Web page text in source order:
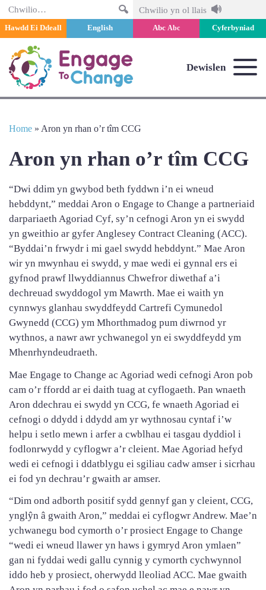
Chwilio Chwilio yn ol llais
Hawdd Ei Ddeall English Abc Abc Cyferbyniad
Dewislen
Home » Aron yn rhan o’r tîm CCG
Aron yn rhan o’r tîm CCG
“Dwi ddim yn gwybod beth fyddwn i’n ei wneud
hebddynt,” meddai Aron o Engage to Change a partneriaid
darpariaeth Agoriad Cyf, sy’n cefnogi Aron yn ei swydd
yn gweithio ar gyfer Anglesey Contract Cleaning (ACC).
“Byddai’n frwydr i mi gael swydd hebddynt.” Mae Aron
wir yn mwynhau ei swydd, y mae wedi ei gynnal ers ei
gyfnod prawf llwyddiannus Chwefror diwethaf a’i
dechreuad swyddogol ym Mawrth. Mae ei waith yn
cynnwys glanhau swyddfeydd Cartrefi Cymunedol
Gwynedd (CCG) ym Mhorthmadog pum diwrnod yr
wythnos, a nawr awr ychwanegol yn ei swyddfeydd ym
Mhenrhyndeudraeth.
Mae Engage to Change ac Agoriad wedi cefnogi Aron pob
cam o’r ffordd ar ei daith tuag at cyflogaeth. Pan wnaeth
Aron ddechrau ei swydd yn CCG, fe wnaeth Agoriad ei
cefnogi o ddydd i ddydd am yr wythnosau cyntaf i’w
helpu i setlo mewn i arfer a cwblhau ei tasgau dyddiol i
fodlonrwydd y cyflogwr a’r cleient. Mae Agoriad hefyd
wedi ei cefnogi i ddatblygu ei sgiliau cadw amser i sicrhau
ei fod yn dechrau’r gwaith ar amser.
“Dim ond adborth positif sydd gennyf gan y cleient, CCG,
ynglŷn â gwaith Aron,” meddai ei cyflogwr Andrew. Mae’n
ychwanegu bod cymorth o’r prosiect Engage to Change
“wedi ei wneud llawer yn haws i gymryd Aron ymlaen”
gan ni fyddai wedi gallu cynnig y cymorth cychwynnol
iddo heb y prosiect, oherwydd lleoliad ACC. Mae gwaith